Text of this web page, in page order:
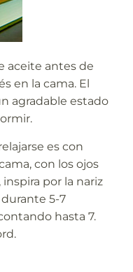
aceite antes de
en la cama. El
agradable estado
es con
con los ojos
por la nariz
5-7
hasta 7.